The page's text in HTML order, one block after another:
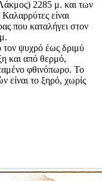
2285 μ. και των
είναι
που καταλήγει στον
τον ψυχρό έως δριμύ
και από θερμό,
φθινόπωρο. Το
είναι το ξηρό, χωρίς